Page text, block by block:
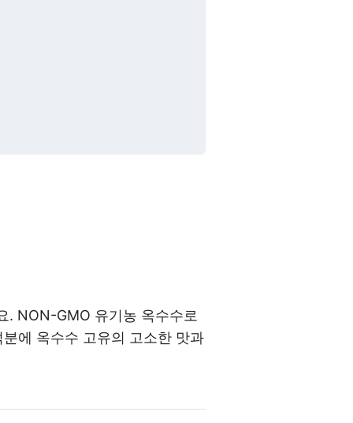
. NON-GMO 유기농 옥수수로
에 옥수수 고유의 고소한 맛과